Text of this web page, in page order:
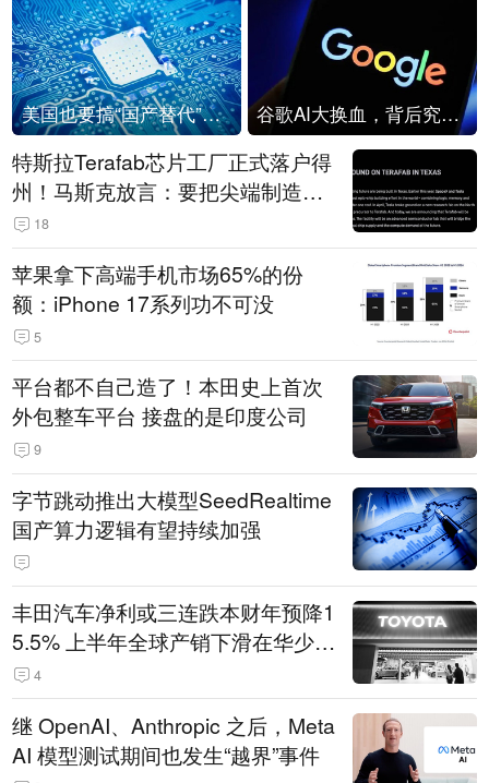
美国也要搞“国产替代”？先算清三笔账 谷歌AI大换血，背后究竟发生了什么？
特斯拉Terafab芯片工厂正式落户得
州！马斯克放言：要把尖端制造带
回美国
18
苹果拿下高端手机市场65%的份
额：iPhone 17系列功不可没
5
平台都不自己造了！本田史上首次
外包整车平台 接盘的是印度公司
9
字节跳动推出大模型SeedRealtime
国产算力逻辑有望持续加强
丰田汽车净利或三连跌本财年预降1
5.5% 上半年全球产销下滑在华少卖
14.3万辆
4
继 OpenAI、Anthropic 之后，Meta
AI 模型测试期间也发生“越界”事件